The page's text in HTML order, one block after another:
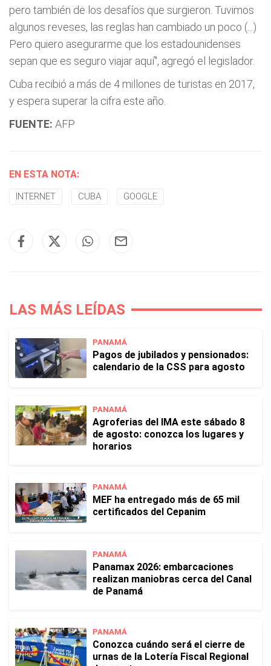
pero también de los desafíos que surgieron. Tuvimos
algunos reveses, las reglas han cambiado un poco (...)
Pero quiero asegurarme que los estadounidenses
sepan que es seguro viajar aquí", agregó el legislador.
Cuba recibió a más de 4 millones de turistas en 2017,
y espera superar la cifra este año.
FUENTE: AFP
EN ESTA NOTA:
INTERNET CUBA GOOGLE
LAS MÁS LEÍDAS
PANAMÁ
Pagos de jubilados y pensionados:
calendario de la CSS para agosto
PANAMÁ
Agroferias del IMA este sábado 8
de agosto: conozca los lugares y
horarios
PANAMÁ
MEF ha entregado más de 65 mil
certificados del Cepanim
PANAMÁ
Panamax 2026: embarcaciones
realizan maniobras cerca del Canal
de Panamá
PANAMÁ
Conozca cuándo será el cierre de
urnas de la Lotería Fiscal Regional